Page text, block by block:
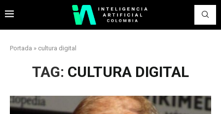
Portada » cultura digital
TAG: CULTURA DIGITAL